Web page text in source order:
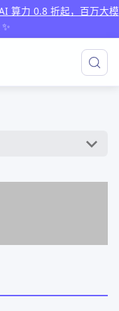
算力 0.8 折起，百万大模
✨